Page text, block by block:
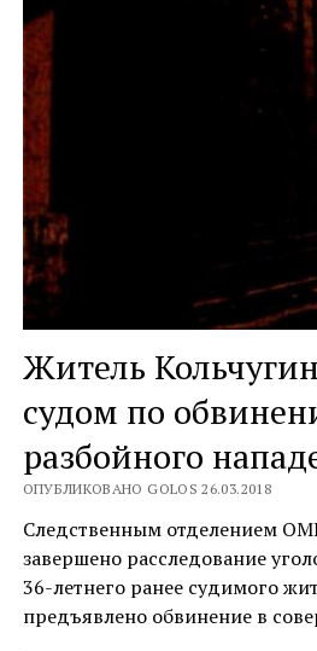
Житель
судом по
разбойного
ОПУБЛИКОВАНО GOLOS 26.03.2018
Следственным отделением
завершено расследование
36-летнего ранее судимого
предъявлено обвинение в